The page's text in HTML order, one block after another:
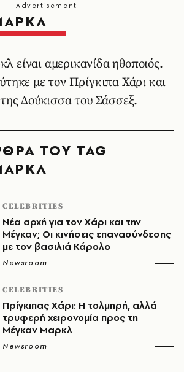
αμερικανίδα ηθοποιός.
με τον Πρίγκιπα Χάρι και
Δούκισσα του Σάσσεξ.
ΤΟΥ TAG
CELEBRITIES
Νέα αρχή για τον Χάρι και την
Μέγκαν; Οι κινήσεις επανασύνδεσης
με τον βασιλιά Κάρολο
Newsroom
CELEBRITIES
Πρίγκιπας Χάρι: Η τολμηρή, αλλά
τρυφερή χειρονομία προς τη
Μέγκαν Μαρκλ
Newsroom